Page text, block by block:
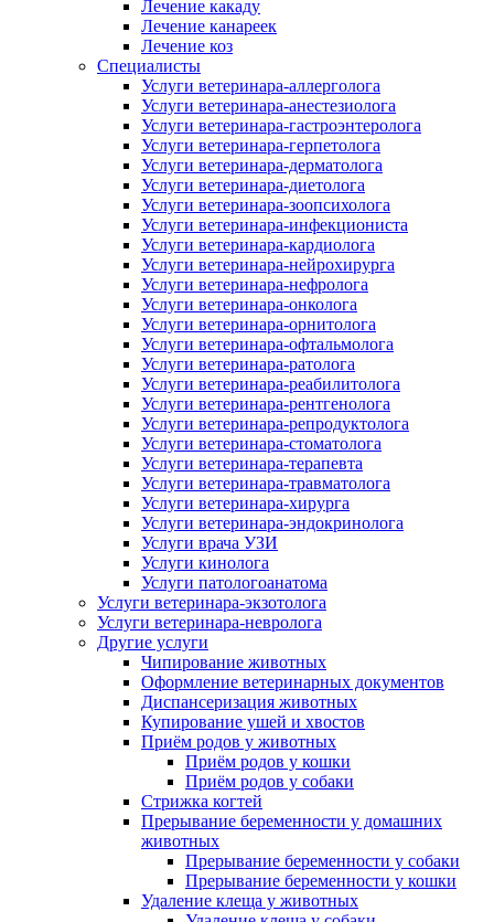
Лечение какаду
Лечение канареек
Лечение коз
Специалисты
Услуги ветеринара-аллерголога
Услуги ветеринара-анестезиолога
Услуги ветеринара-гастроэнтеролога
Услуги ветеринара-герпетолога
Услуги ветеринара-дерматолога
Услуги ветеринара-диетолога
Услуги ветеринара-зоопсихолога
Услуги ветеринара-инфекциониста
Услуги ветеринара-кардиолога
Услуги ветеринара-нейрохирурга
Услуги ветеринара-нефролога
Услуги ветеринара-онколога
Услуги ветеринара-орнитолога
Услуги ветеринара-офтальмолога
Услуги ветеринара-ратолога
Услуги ветеринара-реабилитолога
Услуги ветеринара-рентгенолога
Услуги ветеринара-репродуктолога
Услуги ветеринара-стоматолога
Услуги ветеринара-терапевта
Услуги ветеринара-травматолога
Услуги ветеринара-хирурга
Услуги ветеринара-эндокринолога
Услуги врача УЗИ
Услуги кинолога
Услуги патологоанатома
Услуги ветеринара-экзотолога
Услуги ветеринара-невролога
Другие услуги
Чипирование животных
Оформление ветеринарных документов
Диспансеризация животных
Купирование ушей и хвостов
Приём родов у животных
Приём родов у кошки
Приём родов у собаки
Стрижка когтей
Прерывание беременности у домашних
животных
Прерывание беременности у собаки
Прерывание беременности у кошки
Удаление клеща у животных